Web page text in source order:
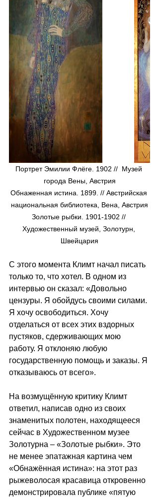
Портрет Эмилии Флёге. 1902 //  Музей
города Вены, Австрия
Обнаженная истина. 1899. // Австрийская
национальная библиотека, Вена, Австрия
Золотые рыбки. 1901-1902 //
Художественный музей, Золотурн,
Швейцария
С этого момента Климт начал писать
только то, что хотел. В одном из
интервью он сказал: «Довольно
цензуры. Я обойдусь своими силами.
Я хочу освободиться. Хочу
отделаться от всех этих вздорных
пустяков, сдерживающих мою
работу. Я отклоняю любую
государственную помощь и заказы. Я
отказываюсь от всего».
На возмущённую критику Климт
ответил, написав одно из своих
знаменитых полотен, находящееся
сейчас в Художественном музее
Золотурна – «Золотые рыбки». Это
не менее эпатажная картина чем
«Обнажённая истина»: на этот раз
рыжеволосая красавица откровенно
демонстрировала публике «пятую